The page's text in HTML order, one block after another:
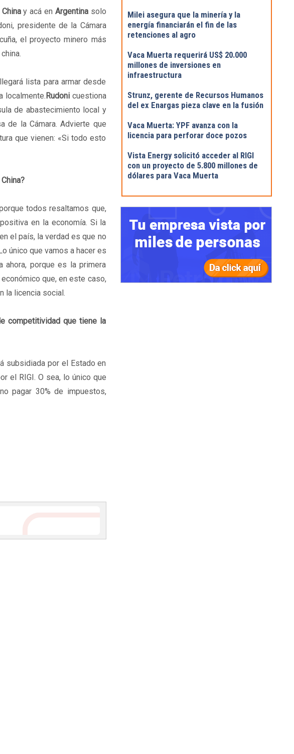
Chinay acá en Argentina solo
presidente de la Cámara
el proyecto minero más
lista para armar desde
localmente.Rudoni cuestiona
de abastecimiento local y
de la Cámara. Advierte que
que vienen: «Si todo esto
todos resaltamos que,
en la economía. Si la
el país, la verdad es que no
único que vamos a hacer es
ahora, porque es la primera
que, en este caso,
la licencia social.
competitividad que tiene la
subsidiada por el Estado en
el RIGI. O sea, lo único que
pagar 30% de impuestos,
Milei asegura que la minería y la
energía financiarán el fin de las
retenciones al agro
Vaca Muerta requerirá US$ 20.000
millones de inversiones en
infraestructura
Strunz, gerente de Recursos Humanos
del ex Enargas pieza clave en la fusión
Vaca Muerta: YPF avanza con la
licencia para perforar doce pozos
Vista Energy solicitó acceder al RIGI
con un proyecto de 5.800 millones de
dólares para Vaca Muerta